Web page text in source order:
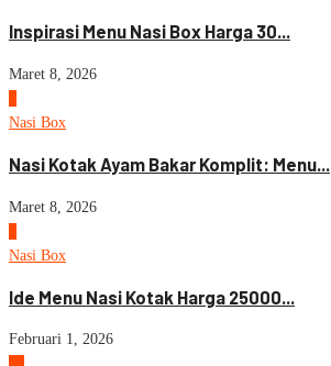
Inspirasi Menu Nasi Box Harga 30...
Maret 8, 2026
Nasi Box
Nasi Kotak Ayam Bakar Komplit: Menu...
Maret 8, 2026
Nasi Box
Ide Menu Nasi Kotak Harga 25000...
Februari 1, 2026